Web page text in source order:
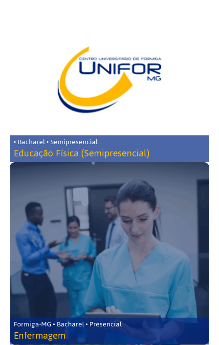
• Bacharel • Semipresencial
Educação Física (Semipresencial)
Formiga-MG • Bacharel • Presencial
Enfermagem